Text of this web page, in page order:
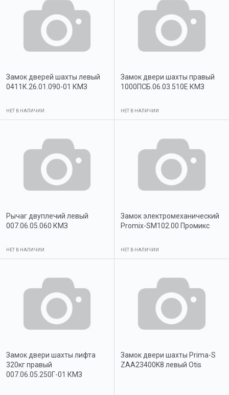
Замок дверей шахты левый
0411К.26.01.090-01 КМЗ
НЕТ В НАЛИЧИИ
Замок двери шахты правый
1000ПСБ.06.03.510Е КМЗ
НЕТ В НАЛИЧИИ
Рычаг двуплечий левый
007.06.05.060 КМЗ
НЕТ В НАЛИЧИИ
Замок электромеханический
Promix-SM102.00 Промикс
НЕТ В НАЛИЧИИ
Замок двери шахты лифта
320кг правый
007.06.05.250Г-01 КМЗ
Замок двери шахты Prima-S
ZAA23400K8 левый Otis